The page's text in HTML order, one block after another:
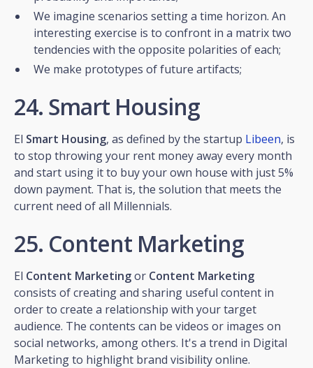
We imagine scenarios setting a time horizon. An
interesting exercise is to confront in a matrix two
tendencies with the opposite polarities of each;
We make prototypes of future artifacts;
24. Smart Housing
El Smart Housing, as defined by the startup Libeen, is
to stop throwing your rent money away every month
and start using it to buy your own house with just 5%
down payment. That is, the solution that meets the
current need of all Millennials.
25. Content Marketing
El Content Marketingor Content Marketing
consists of creating and sharing useful content in
order to create a relationship with your target
audience. The contents can be videos or images on
social networks, among others. It's a trend in Digital
Marketing to highlight brand visibility online.